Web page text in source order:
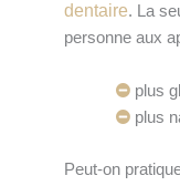
dentaire. La
personne aux
plus
plus
Peut-on